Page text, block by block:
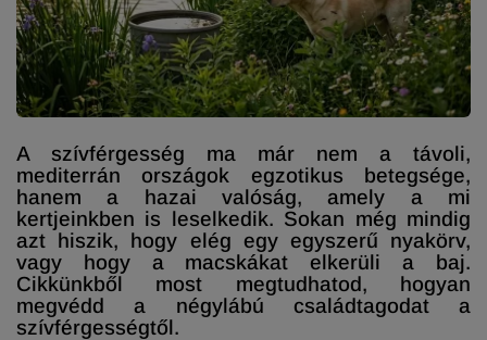
A szívférgesség ma már nem a távoli,
mediterrán országok egzotikus betegsége,
hanem a hazai valóság, amely a mi
kertjeinkben is leselkedik. Sokan még mindig
azt hiszik, hogy elég egy egyszerű nyakörv,
vagy hogy a macskákat elkerüli a baj.
Cikkünkből most megtudhatod, hogyan
megvédd a négylábú családtagodat a
szívférgességtől.